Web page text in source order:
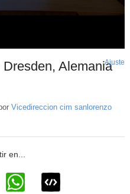
AlemaniaAjuste
Vicedireccion cim sanlorenzo